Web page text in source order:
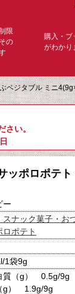
限
の
購入・ブ
がわかり
ベジタブル ミニ
さい。
ポロポテト
ー
スナック菓子・お
ロポテト
1袋9g
質（g） 0.5g/9g
g） 1.9g/9g